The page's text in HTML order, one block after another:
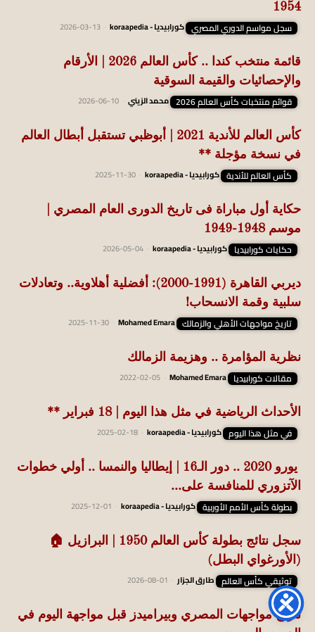
1954
سجل مواسم الدوري المصري كورابيديا - koraapedia 2026-03-13
قائمة منتخب كندا .. كأس العالم 2026 | الأرقام
والإحصائيات والقيمة السوقية
قوائم منتخبات كأس العالم 2026 محمد الزيني 2026-06-10
كأس العالم للأندية 2021 | أبوظبي تستقبل أبطال العالم
في نسخة مؤجلة **
كأس العالم للأندية كورابيديا - koraapedia 2025-11-30
حكاية أول مباراة فى تاريخ الدورى العام المصري |
موسم 1948-1949
حكايات كورابيديا كورابيديا - koraapedia 2026-05-04
ديربي القاهرة (1991-2000): أفضلية أهلاوية.. وتعادلات
سلبية وقمة الانسحاب!
تاريخ مواجهات الأهلي والزمالك Mohamed Emara
2025-11-30
نظرية المؤامرة .. وهزيمة الزمالك
مقالات كورابيديا Mohamed Emara
2022-02-05
الأحداث الرياضية في مثل هذا اليوم | 18 فبراير **
في مثل هذا اليوم كورابيديا - koraapedia 2025-02-18
يورو 2020 .. دور الـ16 | إيطاليا والنمسا .. أولي خطوات
الآتزوري للمنافسة على...
بطولة كأس الأمم الأوربية كورابيديا - koraapedia 2025-12-01
سجل نتائج بطولة كأس العالم 1950 | البرازيل 🏠
(الأورغواي البطل)
توثيقي كأس العالم طارق الجزار 2026-08-01
تاريخ مواجهات المصري وبيراميدز قبل مواجهة اليوم في